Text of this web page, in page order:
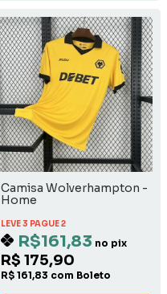
Camisa Wolverhampton -
Home
LEVE 3 PAGUE 2
R$161,83 no pix
R$ 175,90
R$ 161,83 com Boleto